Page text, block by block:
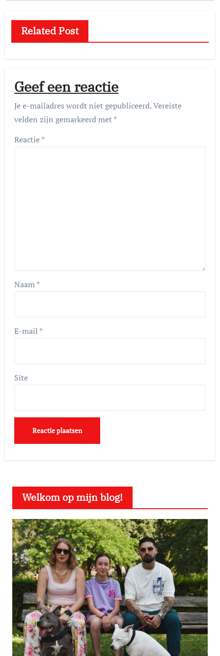
Related Post
Geef een reactie
Je e-mailadres wordt niet gepubliceerd.Vereiste
velden zijn gemarkeerd met*
Reactie*
Naam*
E-mail *
Site
Welkom op mijn blog!